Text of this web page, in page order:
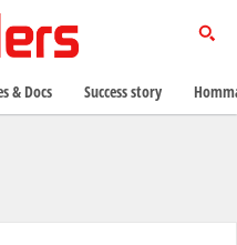
& Docs Success story